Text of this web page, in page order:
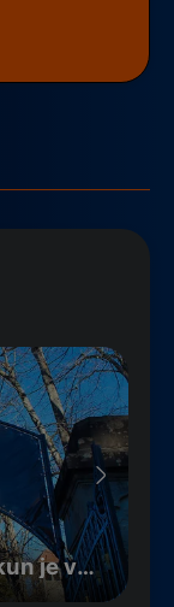
Wednesday Seizoen 2: dit kun je verwachten